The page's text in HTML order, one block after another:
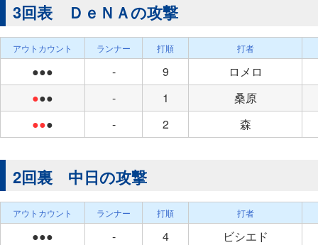
3回表 ＤｅＮＡの攻撃
アウトカウント ランナー 打順 打者
●●● - 9
ロメロ
●●● - 1
桑原
●●● - 2 森
2回裏 中日の攻撃
アウトカウント ランナー 打順 打者
●●● - 4
ビシエド